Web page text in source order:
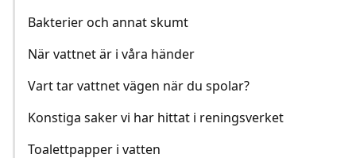
Bakterier och annat skumt
När vattnet är i våra händer
Vart tar vattnet vägen när du spolar?
Konstiga saker vi har hittat i reningsverket
Toalettpapper i vatten